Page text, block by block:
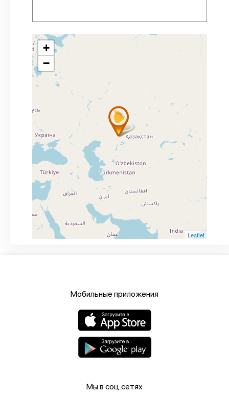
+
−
Leaflet
Мобильные приложения
Мы в соц.сетях